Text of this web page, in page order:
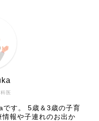
医
です。 5歳＆3歳の子育
報や子連れのお出か